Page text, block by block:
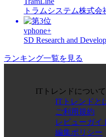
トラムシステム株式会
vphone+
SD Research and
ランキング一覧を見る
ITトレンドについて
ITトレンドと
ご利用規約
レビューガイ
編集ポリシー